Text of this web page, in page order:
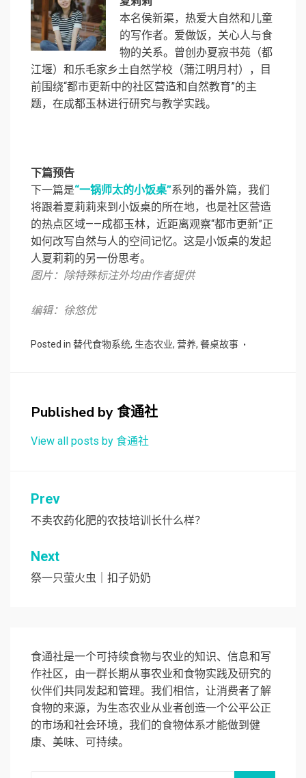
本名侯新渠，热爱大自然和儿童
的写作者。爱做饭，关心人与食
物的关系。曾创办夏寂书苑（都
江堰）和乐毛家乡土自然学校（蒲江明月村），目
前围绕“都市更新中的社区营造和自然教育”的主
题，在成都玉林进行研究与教学实践。
下篇预告
下一篇是“一锅师太的小饭桌”系列的番外篇，我们
将跟着夏莉莉来到小饭桌的所在地，也是社区营造
的热点区域——成都玉林，近距离观察“都市更新”正
如何改写自然与人的空间记忆。这是小饭桌的发起
人夏莉莉的另一份思考。
图片：除特殊标注外均由作者提供
编辑：徐悠优
Posted in 替代食物系统, 生态农业, 营养, 餐桌故事
Published by食通社
View all posts by 食通社
文
章
导
航
Prev
不卖农药化肥的农技培训长什么样？
Next
祭一只萤火虫｜扣子奶奶
食通社是一个可持续食物与农业的知识、信息和写
作社区，由一群长期从事农业和食物实践及研究的
伙伴们共同发起和管理。我们相信，让消费者了解
食物的来源，为生态农业从业者创造一个公平公正
的市场和社会环境，我们的食物体系才能做到健
康、美味、可持续。